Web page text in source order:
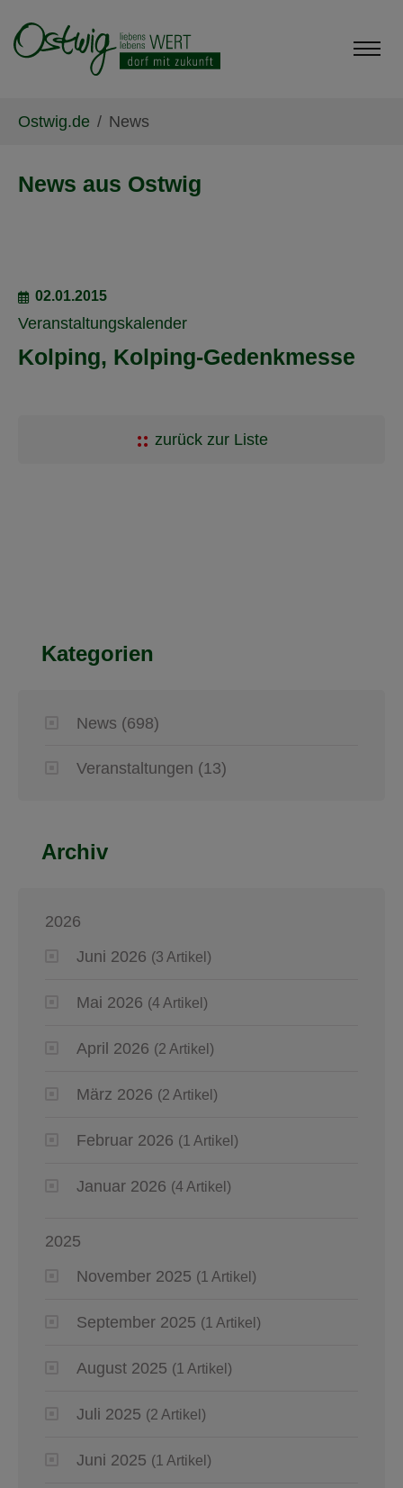
Ostwig.de News
News aus Ostwig
02.01.2015
Veranstaltungskalender
Kolping, Kolping-Gedenkmesse
zurück zur Liste
Kategorien
News (698)
Veranstaltungen (13)
Archiv
2026
Juni 2026 (3 Artikel)
Mai 2026 (4 Artikel)
April 2026 (2 Artikel)
März 2026 (2 Artikel)
Februar 2026 (1 Artikel)
Januar 2026 (4 Artikel)
2025
November 2025 (1 Artikel)
September 2025 (1 Artikel)
August 2025 (1 Artikel)
Juli 2025 (2 Artikel)
Juni 2025 (1 Artikel)